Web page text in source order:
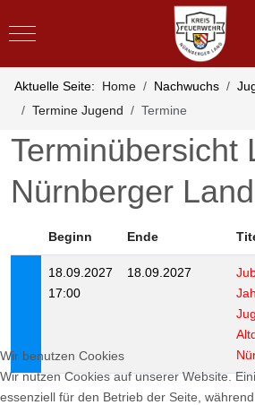
Mobile Menu Toggle
Aktuelle Seite: Home Nachwuchs
Termine Jugend
Termine
Terminübersicht
Nürnberger Land
Beginn Ende
18.09.2027
17:00
18.09.2027
Wir benutzen Cookies
Wir nutzen Cookies auf unserer Website.
essenziell für den Betrieb der Seite,